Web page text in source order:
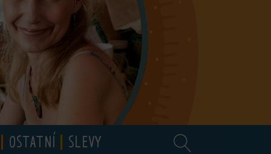
OSTATNÍ SLEVY